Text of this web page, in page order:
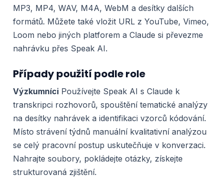
MP3, MP4, WAV, M4A, WebM a desítky dalších
formátů. Můžete také vložit URL z YouTube, Vimeo,
Loom nebo jiných platforem a Claude si převezme
nahrávku přes Speak AI.
Případy použití podle role
Výzkumníci Používejte Speak AI s Claude k
transkripci rozhovorů, spouštění tematické analýzy
na desítky nahrávek a identifikaci vzorců kódování.
Místo strávení týdnů manuální kvalitativní analýzou
se celý pracovní postup uskutečňuje v konverzaci.
Nahrajte soubory, pokládejte otázky, získejte
strukturovaná zjištění.